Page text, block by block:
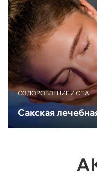
ОЗДОРОВЛЕНИЕ И СПА
Сакская